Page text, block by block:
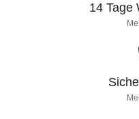
14 Tage